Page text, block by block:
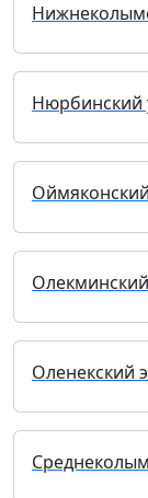
Нюрбинский
Оленекский